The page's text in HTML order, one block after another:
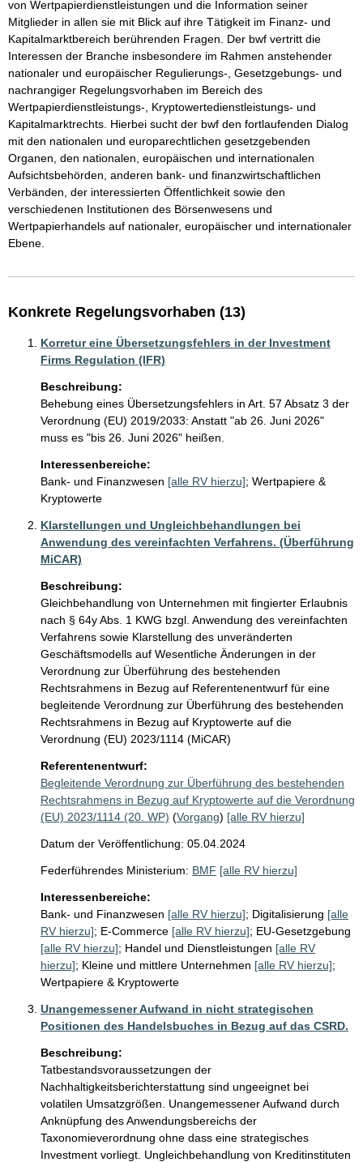
von Wertpapierdienstleistungen und die Information seiner
Mitglieder in allen sie mit Blick auf ihre Tätigkeit im Finanz- und
Kapitalmarktbereich berührenden Fragen. Der bwf vertritt die
Interessen der Branche insbesondere im Rahmen anstehender
nationaler und europäischer Regulierungs-, Gesetzgebungs- und
nachrangiger Regelungsvorhaben im Bereich des
Wertpapierdienstleistungs-, Kryptowertedienstleistungs- und
Kapitalmarktrechts. Hierbei sucht der bwf den fortlaufenden Dialog
mit den nationalen und europarechtlichen gesetzgebenden
Organen, den nationalen, europäischen und internationalen
Aufsichtsbehörden, anderen bank- und finanzwirtschaftlichen
Verbänden, der interessierten Öffentlichkeit sowie den
verschiedenen Institutionen des Börsenwesens und
Wertpapierhandels auf nationaler, europäischer und internationaler
Ebene.
Konkrete Regelungsvorhaben (13)
Korretur eine Übersetzungsfehlers in der Investment
Firms Regulation (IFR)
Beschreibung:
Behebung eines Übersetzungsfehlers in Art. 57 Absatz 3 der
Verordnung (EU) 2019/2033: Anstatt "ab 26. Juni 2026"
muss es "bis 26. Juni 2026" heißen.
Interessenbereiche:
Bank- und Finanzwesen [alle RV hierzu]; Wertpapiere &
Kryptowerte
Klarstellungen und Ungleichbehandlungen bei
Anwendung des vereinfachten Verfahrens. (Überführung
MiCAR)
Beschreibung:
Gleichbehandlung von Unternehmen mit fingierter Erlaubnis
nach § 64y Abs. 1 KWG bzgl. Anwendung des vereinfachten
Verfahrens sowie Klarstellung des unveränderten
Geschäftsmodells auf Wesentliche Änderungen in der
Verordnung zur Überführung des bestehenden
Rechtsrahmens in Bezug auf Referentenentwurf für eine
begleitende Verordnung zur Überführung des bestehenden
Rechtsrahmens in Bezug auf Kryptowerte auf die
Verordnung (EU) 2023/1114 (MiCAR)
Referentenentwurf:
Begleitende Verordnung zur Überführung des bestehenden
Rechtsrahmens in Bezug auf Kryptowerte auf die Verordnung
(EU) 2023/1114 (20. WP) (Vorgang) [alle RV hierzu]
Datum der Veröffentlichung: 05.04.2024
Federführendes Ministerium: BMF [alle RV hierzu]
Interessenbereiche:
Bank- und Finanzwesen [alle RV hierzu]; Digitalisierung [alle
RV hierzu]; E-Commerce [alle RV hierzu]; EU-Gesetzgebung
[alle RV hierzu]; Handel und Dienstleistungen [alle RV
hierzu]; Kleine und mittlere Unternehmen [alle RV hierzu];
Wertpapiere & Kryptowerte
Unangemessener Aufwand in nicht strategischen
Positionen des Handelsbuches in Bezug auf das CSRD.
Beschreibung:
Tatbestandsvoraussetzungen der
Nachhaltigkeitsberichterstattung sind ungeeignet bei
volatilen Umsatzgrößen. Unangemessener Aufwand durch
Anknüpfung des Anwendungsbereichs der
Taxonomieverordnung ohne dass eine strategisches
Investment vorliegt. Ungleichbehandlung von Kreditinstituten